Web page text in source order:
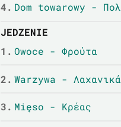
4. Dom towarowy -
JEDZENIE
1. Owoce - Φρούτα
2. Warzywa - Λαχανικά
3. Mięso - Κρέας